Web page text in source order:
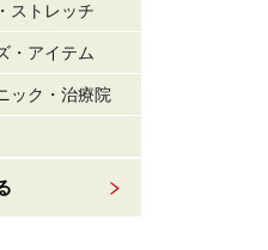
ストレッチ
・アイテム
ック・治療院